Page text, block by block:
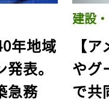
年地域
表。
急務
建設
【
やグ
で共